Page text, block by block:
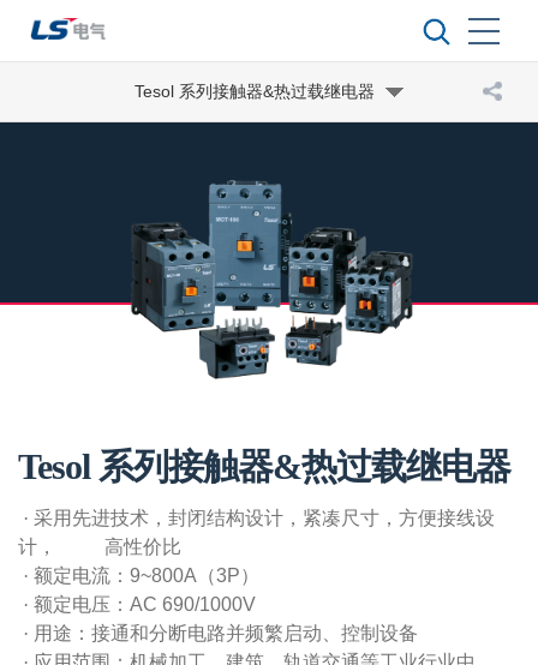
Tesol 系列接触器&热过载继电器
Tesol 系列接触器&热过载继电器
· 采用先进技术，封闭结构设计，紧凑尺寸，方便接线设
计， 高性价比
· 额定电流：9~800A（3P）
· 额定电压：AC 690/1000V
· 用途：接通和分断电路并频繁启动、控制设备